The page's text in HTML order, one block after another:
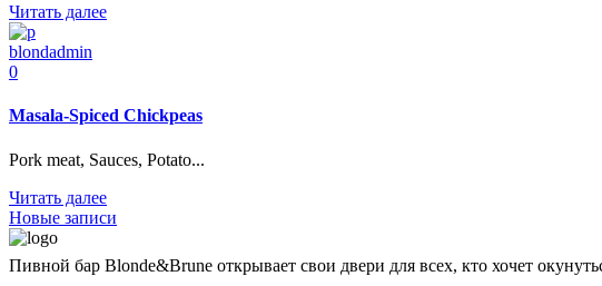
Читать далее
blondadmin
0
Masala-Spiced Chickpeas
Pork meat, Sauces, Potato...
Читать далее
Новые записи
Пивной бар Blonde&Brune открывает свои двери для всех, кто хочет